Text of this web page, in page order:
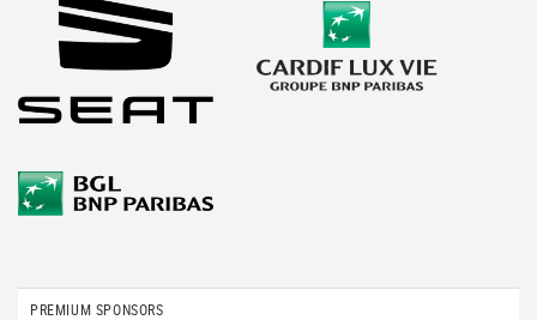
PREMIUM SPONSORS